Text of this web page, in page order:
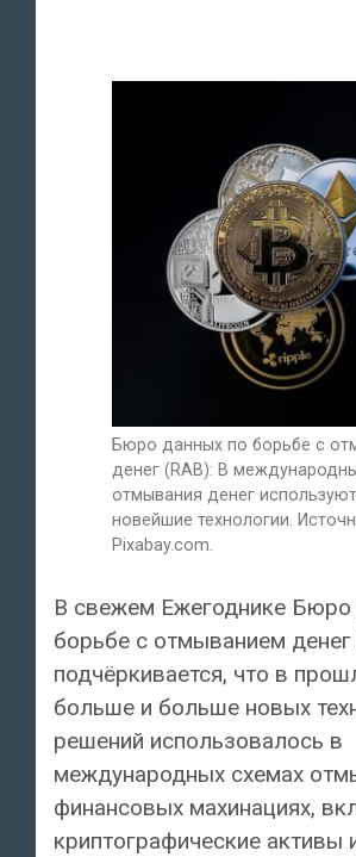
Бюро данных по борьбе с
денег (RAB): В
отмывания денег
новейшие технологии.
Pixabay.com.
В свежем Ежегоднике Бюро
борьбе с отмыванием денег
подчёркивается, что в
больше и больше новых
решений использовалось в
международных схемах
финансовых махинациях,
криптографические активы